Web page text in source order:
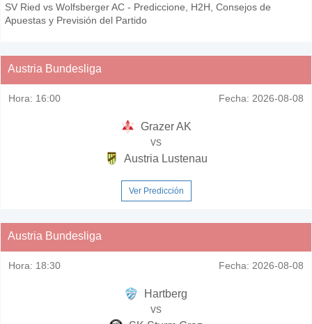
SV Ried vs Wolfsberger AC - Prediccione, H2H, Consejos de
Apuestas y Previsión del Partido
Austria Bundesliga
Hora: 16:00 Fecha: 2026-08-08
Grazer AK
vs
Austria Lustenau
Ver Predicción
Austria Bundesliga
Hora: 18:30 Fecha: 2026-08-08
Hartberg
vs